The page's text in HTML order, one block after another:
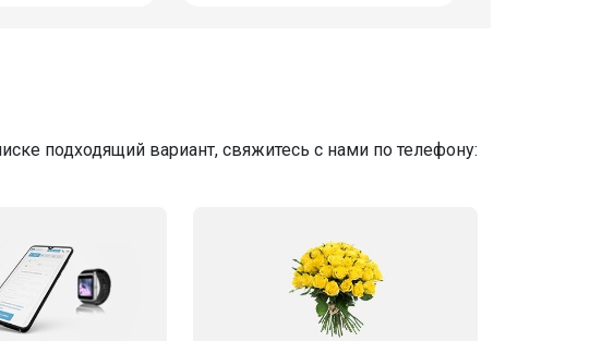
подходящий вариант, свяжитесь с нами по телефону: